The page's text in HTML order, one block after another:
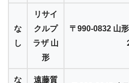
な
し
リサイ
クルプ
ラザ 山
形
〒990-0832 山
な
遠藤質